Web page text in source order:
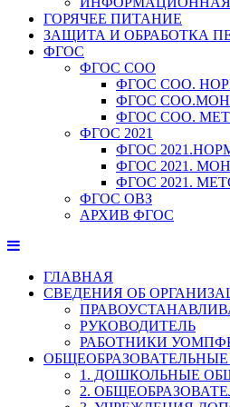
ГОРЯЧЕЕ ПИТАНИЕ
ЗАЩИТА И ОБРАБОТКА
ФГОС
ФГОС СОО
ФГОС СОО.
ФГОС
ФГОС СОО.
ФГОС 2021
ФГОС
ФГОС 2021.
ФГОС 2021.
ФГОС ОВЗ
АРХИВ ФГОС
ГЛАВНАЯ
СВЕДЕНИЯ ОБ
РУКОВОДИТЕЛЬ
РАБОТНИКИ
1. ДОШКОЛЬНЫЕ
2.